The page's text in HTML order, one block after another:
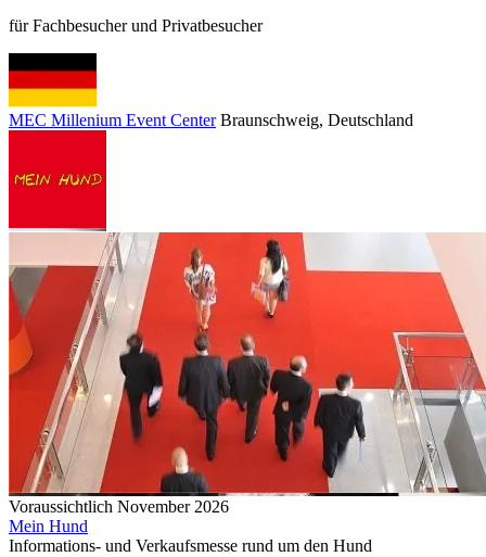
für Fachbesucher und Privatbesucher
MEC Millenium Event Center Braunschweig, Deutschland
Voraussichtlich November 2026
Mein Hund
Informations- und Verkaufsmesse rund um den Hund